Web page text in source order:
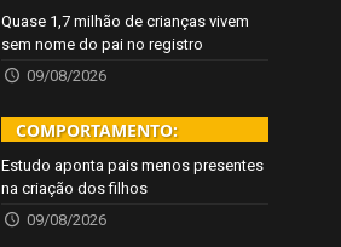
Quase 1,7 milhão de crianças vivem
sem nome do pai no registro
09/08/2026
COMPORTAMENTO:
Estudo aponta pais menos presentes
na criação dos filhos
09/08/2026